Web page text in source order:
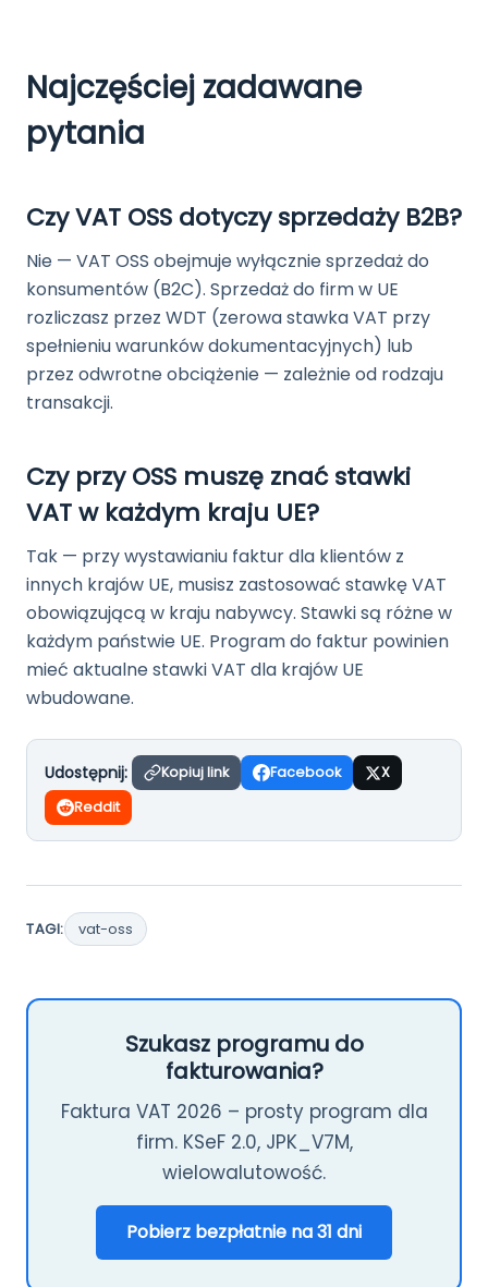
Najczęściej zadawane
pytania
Czy VAT OSS dotyczy sprzedaży B2B?
Nie — VAT OSS obejmuje wyłącznie sprzedaż do
konsumentów (B2C). Sprzedaż do firm w UE
rozliczasz przez WDT (zerowa stawka VAT przy
spełnieniu warunków dokumentacyjnych) lub
przez odwrotne obciążenie — zależnie od rodzaju
transakcji.
Czy przy OSS muszę znać stawki
VAT w każdym kraju UE?
Tak — przy wystawianiu faktur dla klientów z
innych krajów UE, musisz zastosować stawkę VAT
obowiązującą w kraju nabywcy. Stawki są różne w
każdym państwie UE. Program do faktur powinien
mieć aktualne stawki VAT dla krajów UE
wbudowane.
Udostępnij: Kopiuj link Facebook
X
Reddit
TAGI: vat-oss
Szukasz programu do
fakturowania?
Faktura VAT 2026 – prosty program dla
firm. KSeF 2.0, JPK_V7M,
wielowalutowość.
Pobierz bezpłatnie na 31 dni